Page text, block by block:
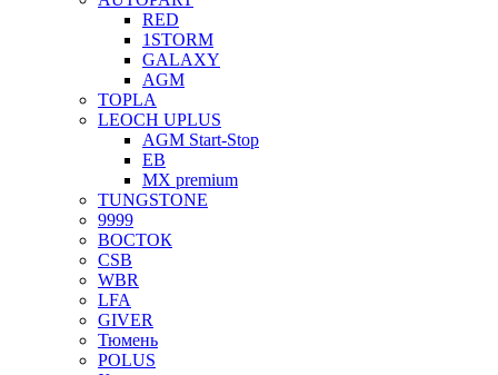
RED
1STORM
GALAXY
AGM
TOPLA
LEOCH UPLUS
AGM Start-Stop
EB
MX premium
TUNGSTONE
9999
ВОСТОК
CSB
WBR
LFA
GIVER
Тюмень
POLUS